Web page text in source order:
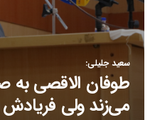
سعید جلیلی:
طوفان الاقصی
می‌زند ولی